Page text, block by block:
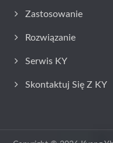
Zastosowanie
Rozwiązanie
Serwis KY
Skontaktuj Się Z KY